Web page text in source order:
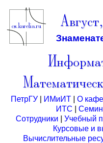
ПетрГУ ИМиИТ О
ИТС
Сотрудники
Учебный
Курсовые и
Вычислительные